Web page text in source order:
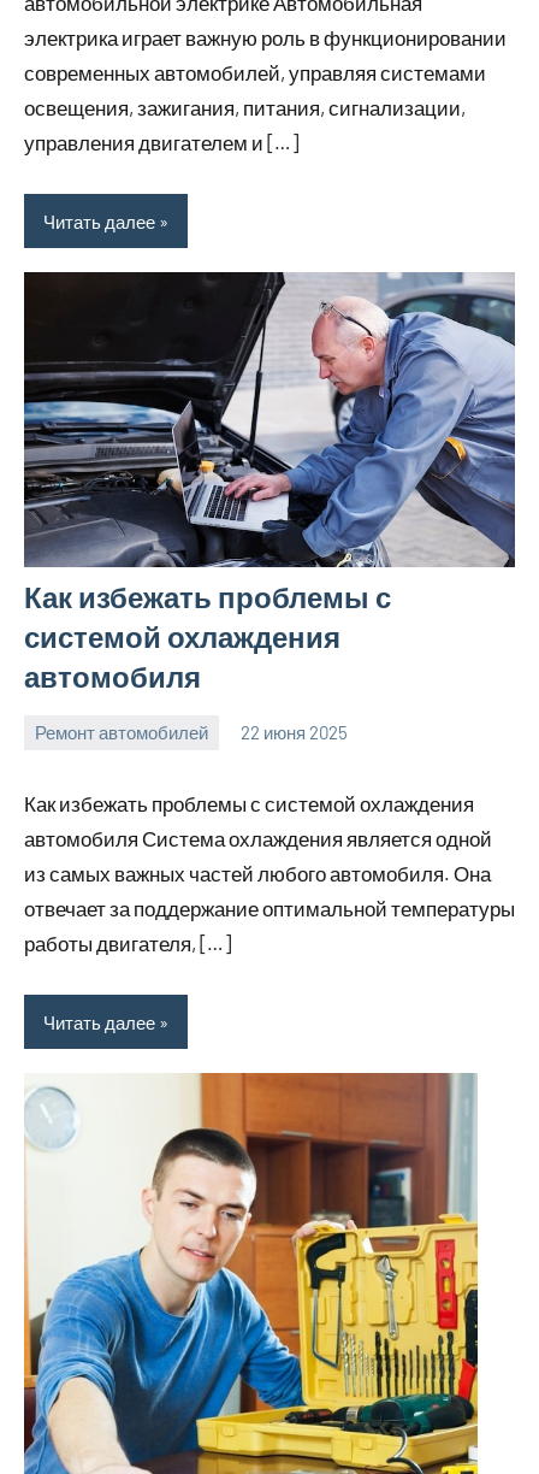
электрика играет важную роль в функционировании
современных автомобилей, управляя системами
освещения, зажигания, питания, сигнализации,
управления двигателем и […]
Читать далее
Как избежать проблемы с
системой охлаждения
автомобиля
Ремонт автомобилей 22 июня 2025
Как избежать проблемы с системой охлаждения
автомобиля Система охлаждения является одной
из самых важных частей любого автомобиля. Она
отвечает за поддержание оптимальной температуры
работы двигателя, […]
Читать далее